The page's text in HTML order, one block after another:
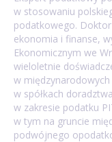
w stosowaniu
podatkowego. Doktor
ekonomia i finanse,
Ekonomicznym we
wieloletnie
w
w spółkach
w zakresie podatku
w tym na gruncie
podwójnego